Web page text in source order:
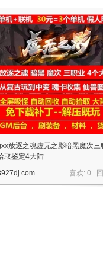
放逐之魂虚无之影暗黑魔次三
取鉴定4大陆
喜欢: 0